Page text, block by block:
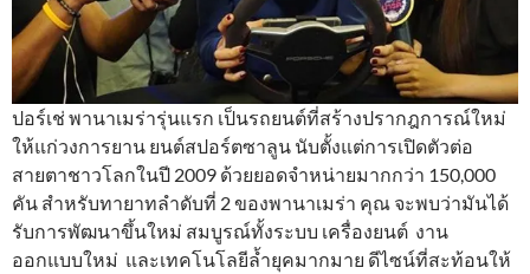
ปอร์เช่ พานาเมร่ารุ่นแรก เป็นรถยนต์ที่สร้างปรากฎการณ์ใหม่
ให้แก่วงการยาน ยนต์สปอร์ตซาลูน นับตั้งแต่การเปิดตัวต่อ
สายตาชาวโลกในปี 2009 ด้วยยอดจำหน่ายมากกว่า 150,000
คัน สำหรับทายาทลำดับที่ 2 ของพานาเมร่า คุณ จะพบว่ามันได้
รับการพัฒนาขึ้นใหม่ สมบูรณ์ทั้งระบบ เครื่องยนต์ งาน
ออกแบบใหม่ และเทคโนโลยีล้ำยุคมากมาย ดีไซน์ที่สะท้อนให้